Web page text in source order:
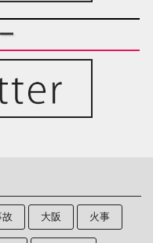
故 大阪 火事